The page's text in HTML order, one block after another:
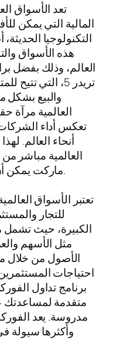
تعد الأسواق
المالية التي يمكن
التكنولوجيا
هذه الأسواق
العالم، وذلك بفضل
تريدر 5، التي
والبيع بشكل
العالمية مرآة
تعكس أداء
أنحاء العالم.
العالمية مباشر
ماركت يمكن أن تكون تجربة مثيرة ومربحة.
تعتبر الأسواق
للتجار
الكبيرة، حيث
مثل الأسهم
الأصول من
احتياجات
برنامج تداول
متقدمة لمساعدتك
مدروسة. يعد
وأكثرها سيولة